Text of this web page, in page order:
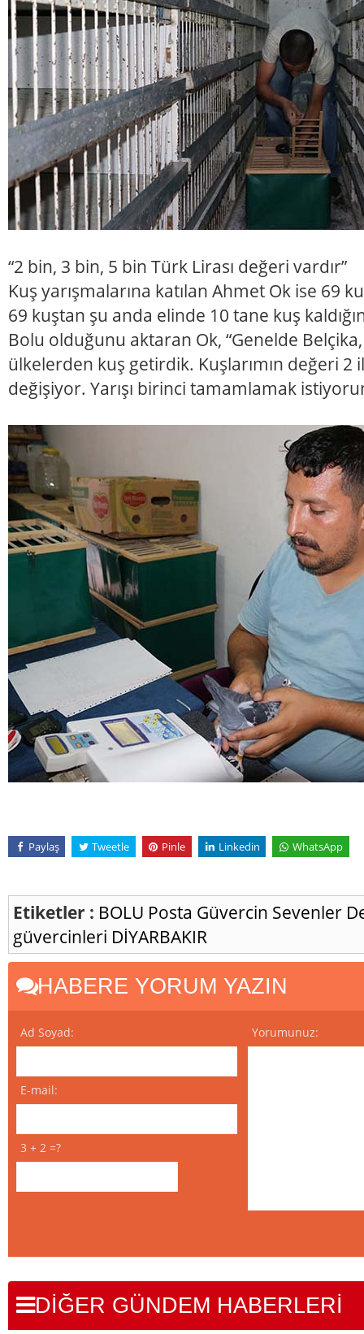
“2 bin, 3 bin, 5 bin Türk Lirası değeri vardır”
Kuş yarışmalarına katılan Ahmet Ok ise 69
69 kuştan şu anda elinde 10 tane kuş
Bolu olduğunu aktaran Ok, “Genelde
ülkelerden kuş getirdik. Kuşlarımın değeri 2
değişiyor. Yarışı birinci tamamlamak
Paylaş Tweetle Pinle Linkedin WhatsApp
Etiketler : BOLU Posta Güvercin Sevenler
güvercinleri DİYARBAKIR
HABERE YORUM YAZIN
Ad Soyad:
E-mail:
3 + 2 =?
Yorumunuz:
DİĞER GÜNDEM HABERLERİ